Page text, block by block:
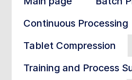
Continuous Processing
Tablet Compression
Training and Process